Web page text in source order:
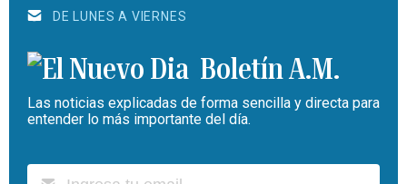
DE LUNES A VIERNES
Boletín A.M.
Las noticias explicadas de forma sencilla y directa para
entender lo más importante del día.